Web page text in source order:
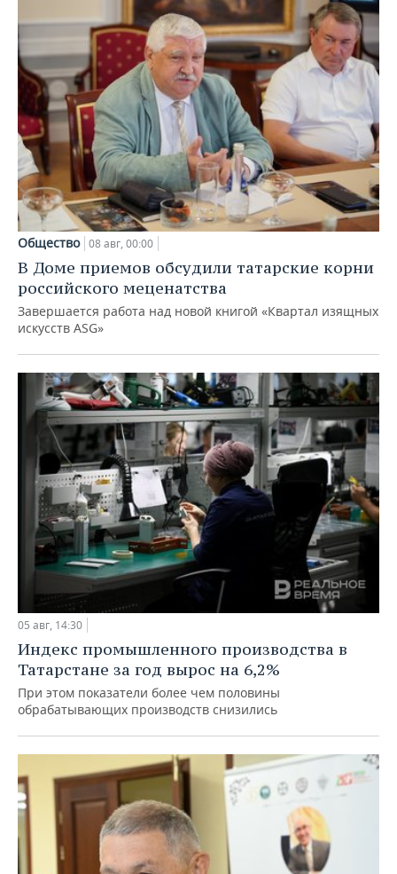
Общество 08 авг, 00:00
В Доме приемов обсудили татарские корни
российского меценатства
Завершается работа над новой книгой «Квартал изящных
искусств ASG»
05 авг, 14:30
Индекс промышленного производства в
Татарстане за год вырос на 6,2%
При этом показатели более чем половины
обрабатывающих производств снизились